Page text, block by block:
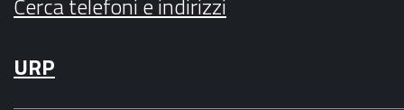
Cerca telefoni e indirizzi
URP